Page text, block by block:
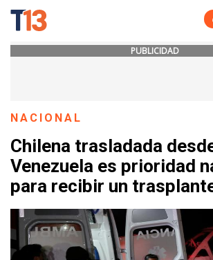
PUBLICIDAD
NACIONAL
Chilena trasladada
Venezuela es prioridad
para recibir un